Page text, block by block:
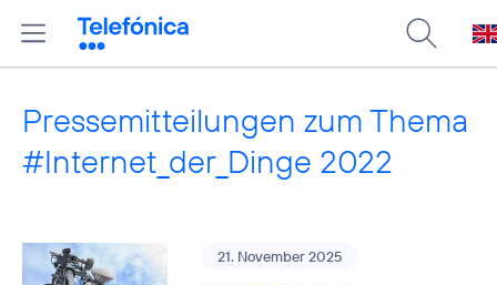
Pressemitteilungen zum Thema
#Internet_der_Dinge 2022
21. November 2025